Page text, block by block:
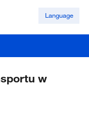
Language
w